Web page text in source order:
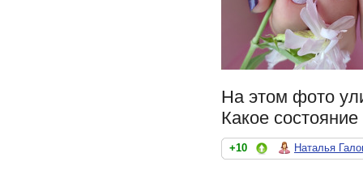
На этом фото
Какое
+10 Наталья